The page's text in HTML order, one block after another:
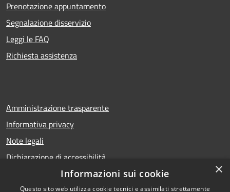
Prenotazione appuntamento
Segnalazione disservizio
Leggi le FAQ
Richiesta assistenza
Amministrazione trasparente
Informativa privacy
Note legali
Dichiarazione di accessibilità
×
Informazioni sui cookie
Questo sito web utilizza cookie tecnici e assimilati strettamente